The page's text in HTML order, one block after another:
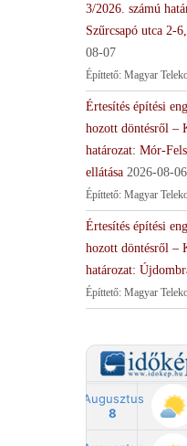
3/2026. számú
Szűrcsapó utca 2-
08-07
Építtető: Magyar
Értesítés építési
hozott döntésről –
határozat: Mór-
ellátása 2026-08-06
Építtető: Magyar
Értesítés építési
hozott döntésről –
határozat:
Építtető: Magyar